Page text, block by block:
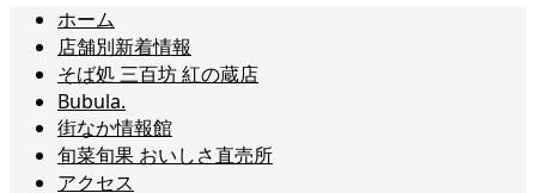
ホーム
店舗別新着情報
そば処 三百坊 紅の蔵店
Bubula.
街なか情報館
旬菜旬果 おいしさ直売所
アクセス